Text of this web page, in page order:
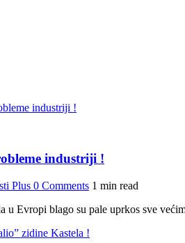
industriji !
Plus 0 Comments 1 min read
u Evropi blago su pale uprkos sve